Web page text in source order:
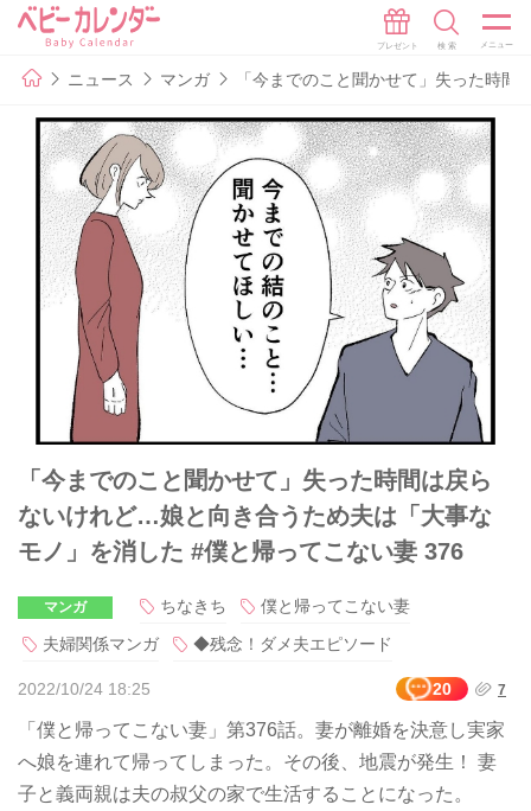
ニュース マンガ 「今までのこと聞かせて」失った時
「今までのこと聞かせて」失った時間は戻ら
ないけれど…娘と向き合うため夫は「大事な
モノ」を消した #僕と帰ってこない妻 376
マンガ ちなきち
僕と帰ってこない妻
夫婦関係マンガ
◆残念！ダメ夫エピソード
2022/10/24 18:25 20 7
「僕と帰ってこない妻」第376話。妻が離婚を決意し実家
へ娘を連れて帰ってしまった。その後、地震が発生！ 妻
子と義両親は夫の叔父の家で生活することになった。